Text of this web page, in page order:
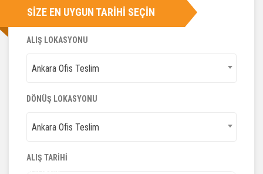
SIZE EN UYGUN TARIHI SEÇIN
ALIŞ LOKASYONU
Ankara Ofis Teslim
Ankara Ofis Teslim
DÖNÜŞ LOKASYONU
Ankara Ofis Teslim
Ankara Ofis Teslim
ALIŞ TARIHI